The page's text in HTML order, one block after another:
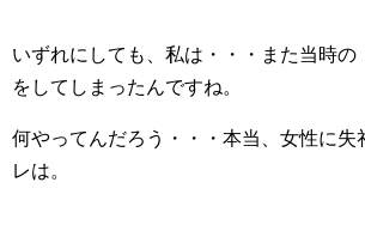
いずれにしても、私は・・・また当時の
をしてしまったんですね。
何やってんだろう・・・本当、女性に失
レは。